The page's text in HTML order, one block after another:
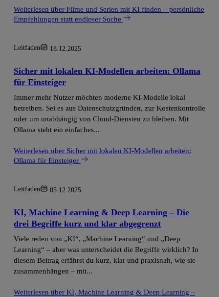
Weiterlesen über Filme und Serien mit KI finden – persönliche
Empfehlungen statt endloser Suche
Leitfaden 18.12.2025
Sicher mit lokalen KI-Modellen arbeiten: Ollama
für Einsteiger
Immer mehr Nutzer möchten moderne KI-Modelle lokal
betreiben. Sei es aus Datenschutzgründen, zur Kostenkontrolle
oder um unabhängig von Cloud-Diensten zu bleiben. Mit
Ollama steht ein einfaches...
Weiterlesen über Sicher mit lokalen KI-Modellen arbeiten:
Ollama für Einsteiger
Leitfaden 05.12.2025
KI, Machine Learning & Deep Learning – Die
drei Begriffe kurz und klar abgegrenzt
Viele reden von „KI“, „Machine Learning“ und „Deep
Learning“ – aber was unterscheidet die Begriffe wirklich? In
diesem Beitrag erfährst du kurz, klar und praxisnah, wie sie
zusammenhängen – mit...
Weiterlesen über KI, Machine Learning & Deep Learning –